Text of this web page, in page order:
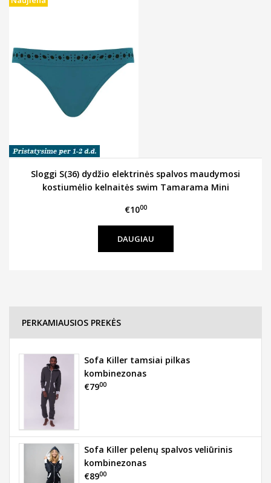
Sloggi S(36) dydžio elektrinės spalvos maudymosi
kostiumėlio kelnaitės swim Tamarama Mini
€1000
DAUGIAU
PERKAMIAUSIOS PREKĖS
Sofa Killer tamsiai pilkas
kombinezonas
€7900
Sofa Killer pelenų spalvos veliūrinis
kombinezonas
€8900